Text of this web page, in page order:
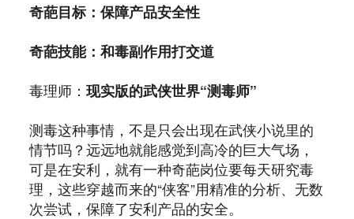
奇葩目标：保障产品安全性
奇葩技能：和毒副作用打交道
毒理师： 现实版的武侠世界“测毒师”
测毒这种事情，不是只会出现在武侠小说里的
情节吗？远远地就能感觉到高冷的巨大气场，
可是在安利，就有一种奇葩岗位要每天研究毒
理，这些穿越而来的“侠客”用精准的分析、无数
次尝试，保障了安利产品的安全。